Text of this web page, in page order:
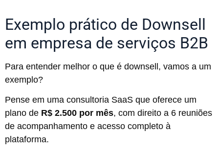
Exemplo prático de Downsell
em empresa de serviços B2B
Para entender melhor o que é downsell, vamos a um
exemplo?
Pense em uma consultoria SaaS que oferece um
plano de R$ 2.500 por mês, com direito a 6 reuniões
de acompanhamento e acesso completo à
plataforma.